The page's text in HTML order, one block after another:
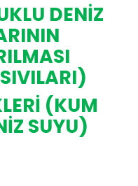
DENİZ
(KUM
SUYU)